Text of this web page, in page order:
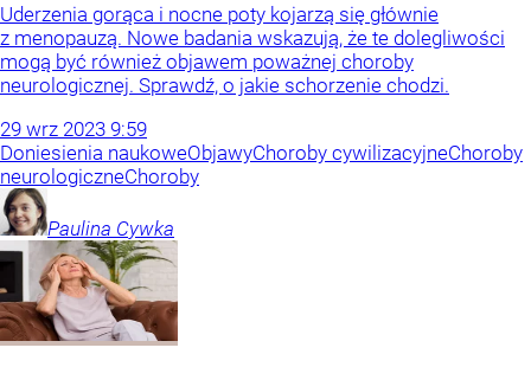
Uderzenia gorąca i nocne poty kojarzą się głównie
z menopauzą. Nowe badania wskazują, że te dolegliwości
mogą być również objawem poważnej choroby
neurologicznej. Sprawdź, o jakie schorzenie chodzi.
29 wrz 2023 9:59
Doniesienia naukoweObjawyChoroby cywilizacyjneChoroby
neurologiczneChoroby
Paulina Cywka